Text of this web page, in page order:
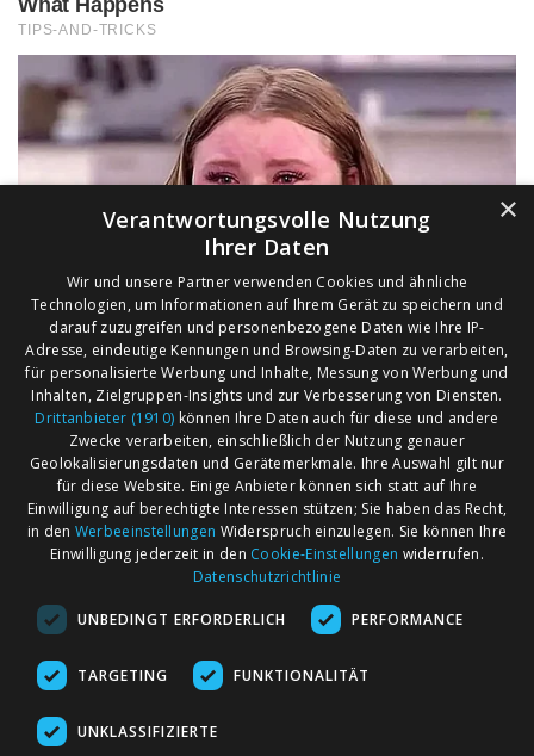
AGB
Impressum
Kontakt
Märkte nach Bundesländern
Märkte nach PLZ
Märkte nach Umkreis
Flohmarkt
×
Verantwortungsvolle Nutzung
Ihrer Daten
Wir und unsere Partner verwenden Cookies und ähnliche
Technologien, um Informationen auf Ihrem Gerät zu speichern und
darauf zuzugreifen und personenbezogene Daten wie Ihre IP-
Adresse, eindeutige Kennungen und Browsing-Daten zu verarbeiten,
für personalisierte Werbung und Inhalte, Messung von Werbung und
Inhalten, Zielgruppen-Insights und zur Verbesserung von Diensten.
Drittanbieter (1910) können Ihre Daten auch für diese und andere
Zwecke verarbeiten, einschließlich der Nutzung genauer
Geolokalisierungsdaten und Gerätemerkmale. Ihre Auswahl gilt nur
für diese Website. Einige Anbieter können sich statt auf Ihre
Einwilligung auf berechtigte Interessen stützen; Sie haben das Recht,
in den Werbeeinstellungen Widerspruch einzulegen. Sie können Ihre
Einwilligung jederzeit in den Cookie-Einstellungen widerrufen.
Datenschutzrichtlinie
UNBEDINGT ERFORDERLICH PERFORMANCE
TARGETING FUNKTIONALITÄT
UNKLASSIFIZIERTE